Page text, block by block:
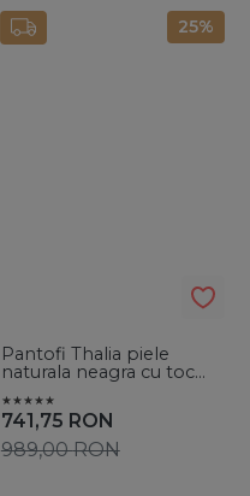
25%
Pantofi Thalia piele
naturala neagra cu toc
741,75 RON
989,00RON